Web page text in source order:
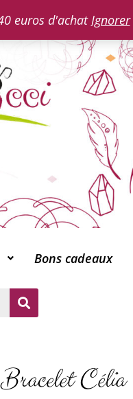
euros d'achatIgnorer
Bons cadeaux
Bracelet Célia